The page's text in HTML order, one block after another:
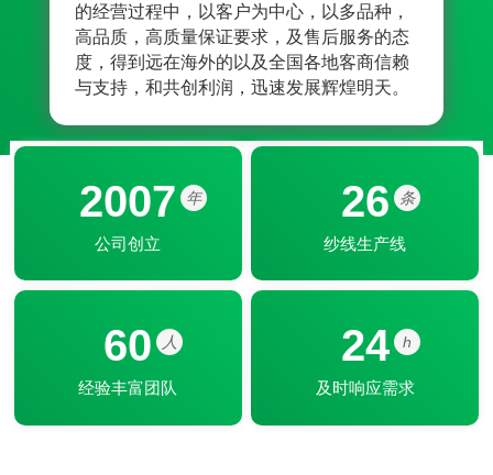
的经营过程中，以客户为中心，以多品种，
高品质，高质量保证要求，及售后服务的态
度，得到远在海外的以及全国各地客商信赖
与支持，和共创利润，迅速发展辉煌明天。
2007 年
公司创立
26 条
纱线生产线
60 人
经验丰富团队
24 h
及时响应需求